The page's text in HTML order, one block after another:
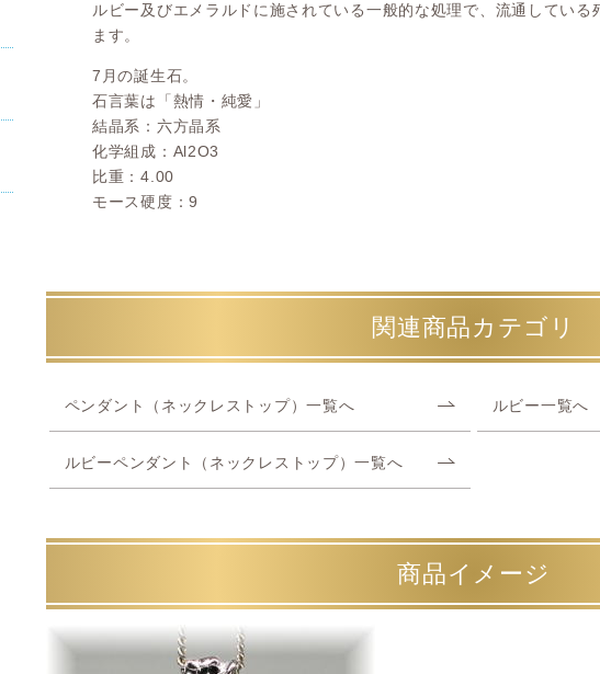
ルビー及びエメラルドに施されている一般的な処理で、流通してい
ます。
7月の誕生石。
石言葉は「熱情・純愛」
結晶系：六方晶系
化学組成：Al2O3
比重：4.00
モース硬度：9
関連商品カテゴリ
ペンダント（ネックレストップ）一覧へ ルビー一覧へ
ルビーペンダント（ネックレストップ）一覧へ
商品イメージ